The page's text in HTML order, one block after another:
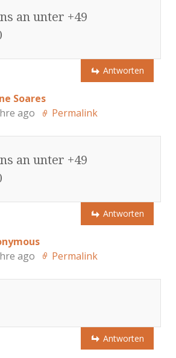
an unter +49
Antworten
Soares
ago
Permalink
an unter +49
Antworten
ago
Permalink
Antworten